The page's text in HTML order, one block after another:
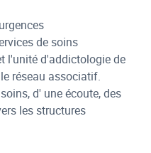
de soins
l'unité d'addictologie de
réseau associatif.
d' une écoute, des
les structures